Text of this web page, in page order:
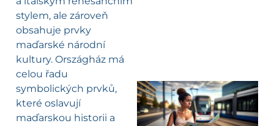
stylem, ale zároveň
obsahuje prvky
maďarské národní
kultury. Országház má
celou řadu
symbolických prvků,
které oslavují
maďarskou historii a